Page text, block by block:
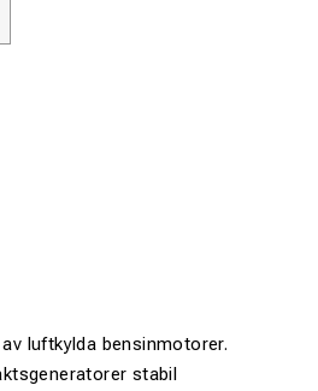
luftkylda bensinmotorer.
stabil